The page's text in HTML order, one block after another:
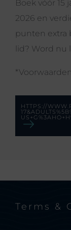
Boek vóór 15
2026 en
punten extra
lid? Word nu
HTTPS://
Terms &